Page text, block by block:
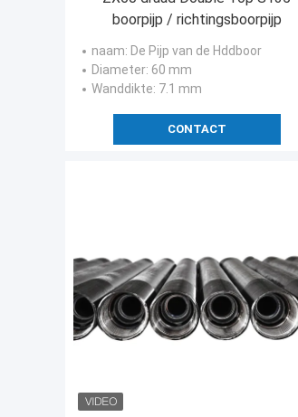
boorpijp / richtingsboorpijp
naam: De Pijp van de Hddboor
Diameter: 60 mm
Wanddikte: 7.1 mm
CONTACT